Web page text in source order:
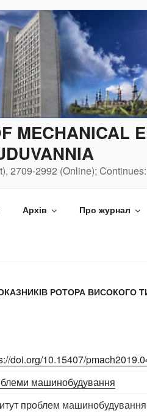
MECHANICAL
2709-2992 (Online);
Архів Про журнал
РОТОРА ВИСОКОГО
doi.org/10.15407/
машинобудування
проблем